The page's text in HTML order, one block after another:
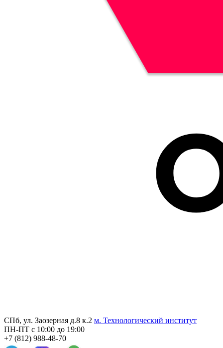
СПб, ул. Заозерная д.8 к.2 м. Технологический институт
ПН-ПТ с 10:00 до 19:00
+7 (812) 988-48-70